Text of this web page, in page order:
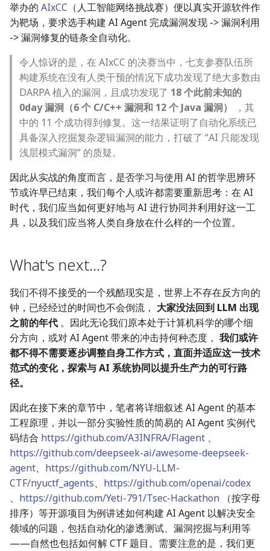
举办的 AIxCC （人工智能网络挑战赛）便以真实开源软件作
为靶场，要求选手构建 AI Agent 完成漏洞发现 -> 漏洞利用
-> 漏洞修复的链条全自动化。
令人惊讶的是，在 AIxCC 的决赛当中，七支参赛队伍所
构建系统在没有人类干预的情况下成功发现了绝大多数由
DARPA 植入的漏洞，且成功发现了 18 个此前未知的
0day 漏洞（6 个 C/C++ 漏洞和 12 个 Java 漏洞）
，其
中的 11 个成功得到修复。这一结果证明了自动化系统已
具备深入挖掘复杂逻辑漏洞的能力，打破了 “AI 只能发现
浅层模式漏洞” 的质疑。
因此从实战的角度而言，是否学习与使用 AI 的哲学思辨环
节或许早已结束，我们每个人或许都需要重新思考：在 AI
时代，我们应当如何更好地与 AI 进行协同并利用好这一工
具，以及我们应当将人类自身放在什么样的一个位置。
What's next...?
我们不得不接受的一个残酷现实是，世界上不存在反方向的
钟，已经经过的时间也不会倒流， 大家没法回到 LLM 出现
之前的年代 。因此无论我们原本处于计算机科学的哪个细
分方向，或对 AI Agent 带来的冲击持何种态度， 我们或许
都不得不需要逐步调整自身工作方式，直面并适应这一技术
范式的变化，探索与 AI 系统协同以提升生产力的可行路
径。
因此在接下来的章节中，笔者将详细叙述 AI Agent 的基本
工程原理，并以一部分实验性质的简易的 AI Agent 实例代
码结合 https://github.com/A3INFRA/Flagent 、
https://github.com/deepseek-ai/awesome-deepseek-
agent、 https://github.com/NYU-LLM-
CTF/nyuctf_agents、 https://github.com/openai/codex
、 https://github.com/Yeti-791/Tsec-Hackathon （按字母
排序）等开源项目为例讲述如何构建 AI Agent 以解决安全
领域的问题，包括自动化的渗透测试、漏洞挖掘与利用等
——自然也包括如何解 CTF 题目。需要注意的是，我们更